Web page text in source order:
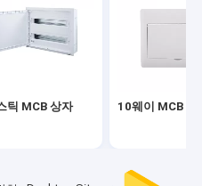
틱 MCB 상자 10웨이 MCB 박